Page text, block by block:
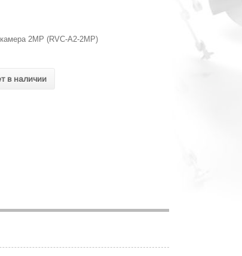
2MP (RVC-A2-2MP)
в наличии